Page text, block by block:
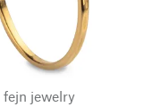
fejn jewelry